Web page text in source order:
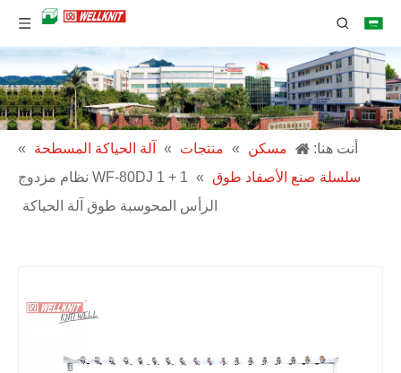
أنت هنا: مسكن » منتجات » آلة الحياكة المسطحة
»
سلسلة صنع الأصفاد طوق
»
WF-80DJ 1 + 1 نظام مزدوج
الرأس المحوسبة طوق آلة الحياكة